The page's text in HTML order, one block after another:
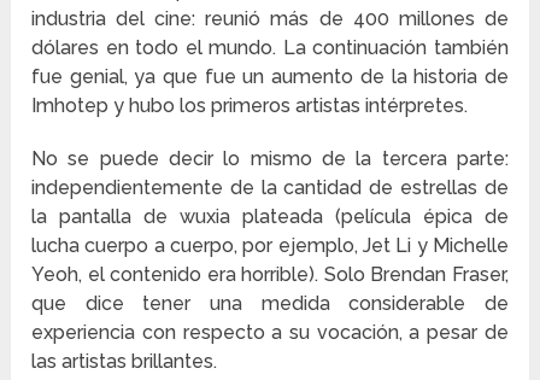
industria del cine: reunió más de 400 millones de
dólares en todo el mundo. La continuación también
fue genial, ya que fue un aumento de la historia de
Imhotep y hubo los primeros artistas intérpretes.
No se puede decir lo mismo de la tercera parte:
independientemente de la cantidad de estrellas de
la pantalla de wuxia plateada (película épica de
lucha cuerpo a cuerpo, por ejemplo, Jet Li y Michelle
Yeoh, el contenido era horrible). Solo Brendan Fraser,
que dice tener una medida considerable de
experiencia con respecto a su vocación, a pesar de
las artistas brillantes.